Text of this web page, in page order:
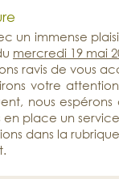
un immense
mercredi 19 mai
ravis de vous
votre
nous
en place un
dans la